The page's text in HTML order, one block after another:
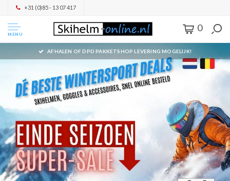
+31 (0)85 - 13 07 417
MENU
0
AFHALEN OF DPD PAKKETSHOP LEVERING MOGELIJK!